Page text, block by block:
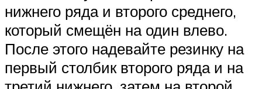
нижнего ряда и второго среднего,
который смещён на один влево.
После этого надевайте резинку на
первый столбик второго ряда и на